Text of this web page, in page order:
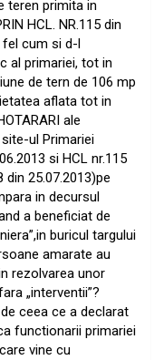
teren primita in
HCL. NR.115 din
fel cum si d-l
al primariei, tot in
de tern de 106 mp
aflata tot in
ale
site-ul Primariei
si HCL nr.115
din 25.07.2013)pe
in decursul
a beneficiat de
buricul targului
amarate au
rezolvarea unor
„interventii”?
ceea ce a declarat
functionarii primariei
vine cu